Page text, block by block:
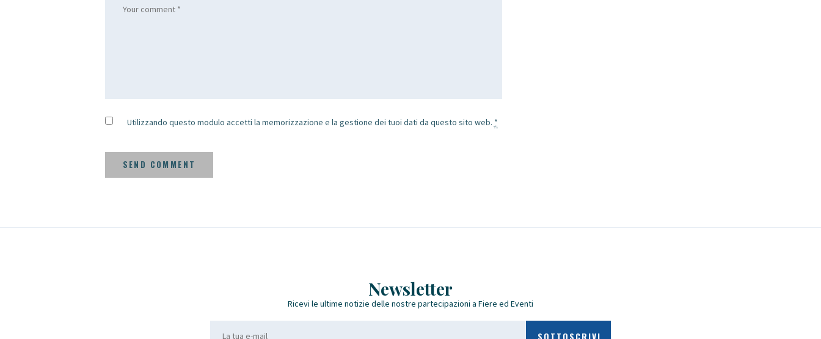
Utilizzando questo modulo accetti la memorizzazione e la gestione dei tuoi dati da questo sito web. *
Newsletter
Ricevi le ultime notizie delle nostre partecipazioni a Fiere ed Eventi